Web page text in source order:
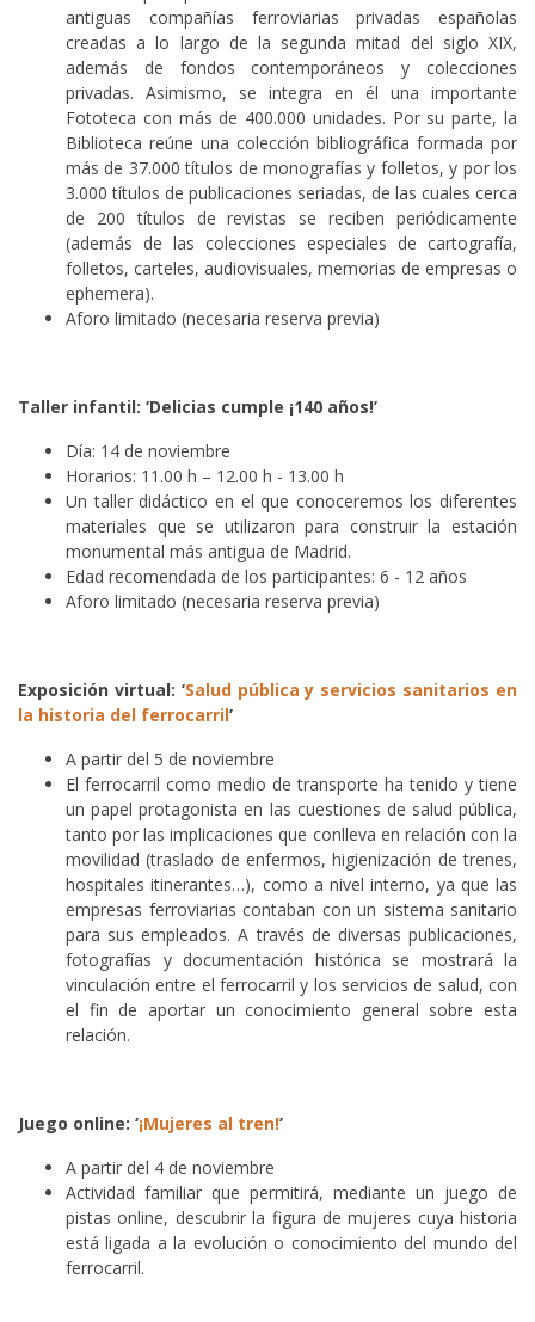
antiguas compañías ferroviarias privadas españolas
creadas a lo largo de la segunda mitad del siglo XIX,
además de fondos contemporáneos y colecciones
privadas. Asimismo, se integra en él una importante
Fototeca con más de 400.000 unidades. Por su parte, la
Biblioteca reúne una colección bibliográfica formada por
más de 37.000 títulos de monografías y folletos, y por los
3.000 títulos de publicaciones seriadas, de las cuales cerca
de 200 títulos de revistas se reciben periódicamente
(además de las colecciones especiales de cartografía,
folletos, carteles, audiovisuales, memorias de empresas o
ephemera).
Aforo limitado (necesaria reserva previa)
Taller infantil: ‘Delicias cumple ¡140 años!’
Día: 14 de noviembre
Horarios: 11.00 h – 12.00 h - 13.00 h
Un taller didáctico en el que conoceremos los diferentes
materiales que se utilizaron para construir la estación
monumental más antigua de Madrid.
Edad recomendada de los participantes: 6 - 12 años
Aforo limitado (necesaria reserva previa)
Exposición virtual: ‘Salud pública y servicios sanitarios en
la historia del ferrocarril’
A partir del 5 de noviembre
El ferrocarril como medio de transporte ha tenido y tiene
un papel protagonista en las cuestiones de salud pública,
tanto por las implicaciones que conlleva en relación con la
movilidad (traslado de enfermos, higienización de trenes,
hospitales itinerantes…), como a nivel interno, ya que las
empresas ferroviarias contaban con un sistema sanitario
para sus empleados. A través de diversas publicaciones,
fotografías y documentación histórica se mostrará la
vinculación entre el ferrocarril y los servicios de salud, con
el fin de aportar un conocimiento general sobre esta
relación.
Juego online: ‘¡Mujeres al tren!’
A partir del 4 de noviembre
Actividad familiar que permitirá, mediante un juego de
pistas online, descubrir la figura de mujeres cuya historia
está ligada a la evolución o conocimiento del mundo del
ferrocarril.